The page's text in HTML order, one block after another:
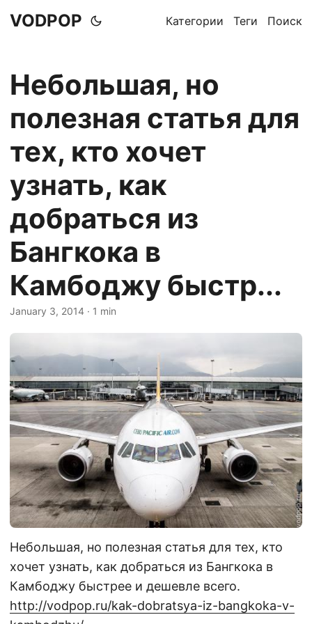
VODPOP Категории Теги Поиск
Небольшая, но
полезная статья для
тех, кто хочет
узнать, как
добраться из
Бангкока в
Камбоджу быстр...
January 3, 2014 · 1 min
Небольшая, но полезная статья для тех, кто
хочет узнать, как добраться из Бангкока в
Камбоджу быстрее и дешевле всего.
http://vodpop.ru/kak-dobratsya-iz-bangkoka-v-